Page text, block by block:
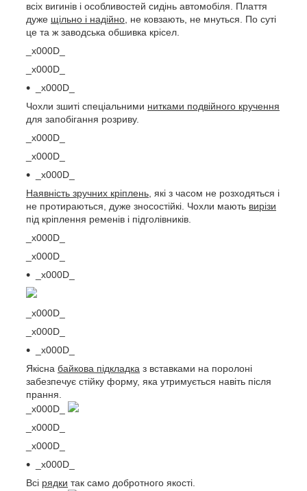
всіх вигинів і особливостей сидінь автомобіля. Плаття
дуже щільно і надійно , не ковзають, не мнуться. По суті
це та ж заводська обшивка крісел.
_x000D_
_x000D_
_x000D_
Чохли зшиті спеціальними нитками подвійного кручення
для запобігання розриву.
_x000D_
_x000D_
_x000D_
Наявність зручних кріплень , які з часом не розходяться і
не протираються, дуже зносостійкі. Чохли мають вирізи
під кріплення ременів і підголівників.
_x000D_
_x000D_
_x000D_
_x000D_
_x000D_
_x000D_
Якісна байкова підкладка з вставками на поролоні
забезпечує стійку форму, яка утримується навіть після
прання.
_x000D_
_x000D_
_x000D_
_x000D_
Всі рядки так само добротного якості.